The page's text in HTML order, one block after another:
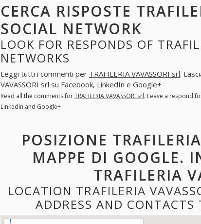
CERCA RISPOSTE
SOCIAL NETWORK
LOOK FOR RESPONDS OF
NETWORKS
Leggi tutti i commenti per TRAFILERIA VAVASSORI srl.
VAVASSORI srl su Facebook, LinkedIn e Google+
Read all the comments forTRAFILERIA VAVASSORI srl. Leave a respond
LinkedIn and Google+
POSIZIONE
MAPPE DI GOOGLE.
TRAFILERIA
LOCATION TRAFILERIA
ADDRESS AND CONTACTS